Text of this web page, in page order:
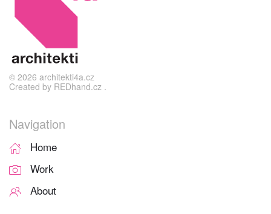
© 2026 architekti4a.cz
Created by REDhand.cz .
Navigation
Home
Work
About